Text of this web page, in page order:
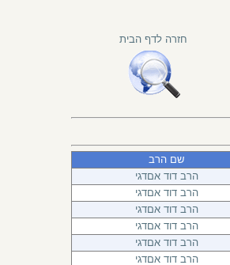
חזרה לדף הבית
שם הרב
הרב דוד אםדגי
הרב דוד אםדגי
הרב דוד אםדגי
הרב דוד אםדגי
הרב דוד אםדגי
הרב דוד אםדגי